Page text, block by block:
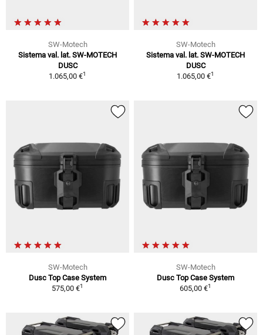
SW-Motech
Sistema val. lat. SW-MOTECH
DUSC
1.065,00 €1
SW-Motech
Sistema val. lat. SW-MOTECH
DUSC
1.065,00 €1
SW-Motech
Dusc Top Case System
575,00 €1
SW-Motech
Dusc Top Case System
605,00 €1